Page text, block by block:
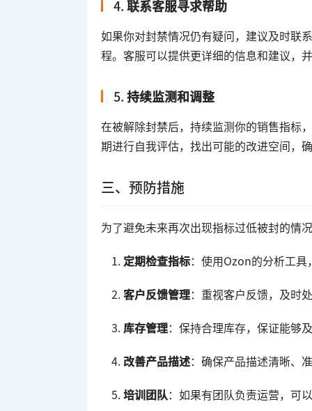
4.联系客服寻求帮助
如果你对封禁情况仍有疑问，建议及时联
程。客服可以提供更详细的信息和建议，
5.持续监测和调整
在被解除封禁后，持续监测你的销售指标
期进行自我评估，找出可能的改进空间，
三、预防措施
为了避免未来再次出现指标过低被封的情
定期检查指标：使用Ozon的分析工
客户反馈管理：重视客户反馈，及时
库存管理：保持合理库存，保证能够
改善产品描述：确保产品描述清晰、
培训团队：如果有团队负责运营，可